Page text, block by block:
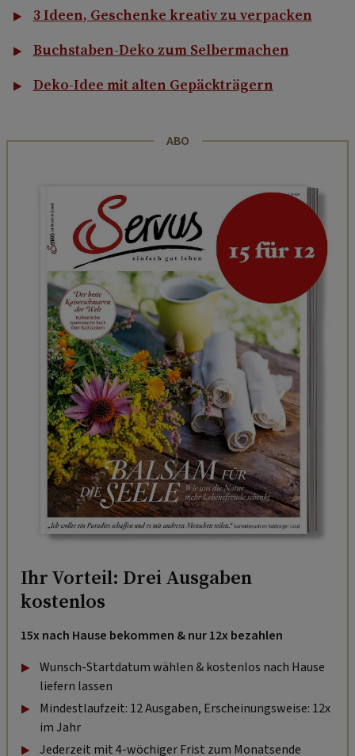
3 Ideen, Geschenke kreativ zu verpacken
Buchstaben-Deko zum Selbermachen
Deko-Idee mit alten Gepäckträgern
ABO
Ihr Vorteil: Drei Ausgaben
kostenlos
15x nach Hause bekommen & nur 12x bezahlen
Wunsch-Startdatum wählen & kostenlos nach Hause
liefern lassen
Mindestlaufzeit: 12 Ausgaben, Erscheinungsweise: 12x
im Jahr
Jederzeit mit 4-wöchiger Frist zum Monatsende